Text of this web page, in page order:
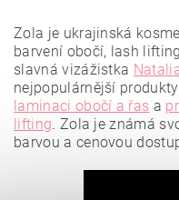
Zola je ukrajinská
barvení obočí, lash
slavná vizážistka
nejpopulárnější
laminaci obočí a řas a
lifting. Zola je známá
barvou a cenovou